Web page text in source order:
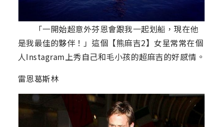
「一開始超意外芬恩會跟我一起划船，現在他
是我最佳的夥伴！」這個【熊麻吉2】女星常常在個
人Instagram上秀自己和毛小孩的超麻吉的好感情。
雷恩葛斯林